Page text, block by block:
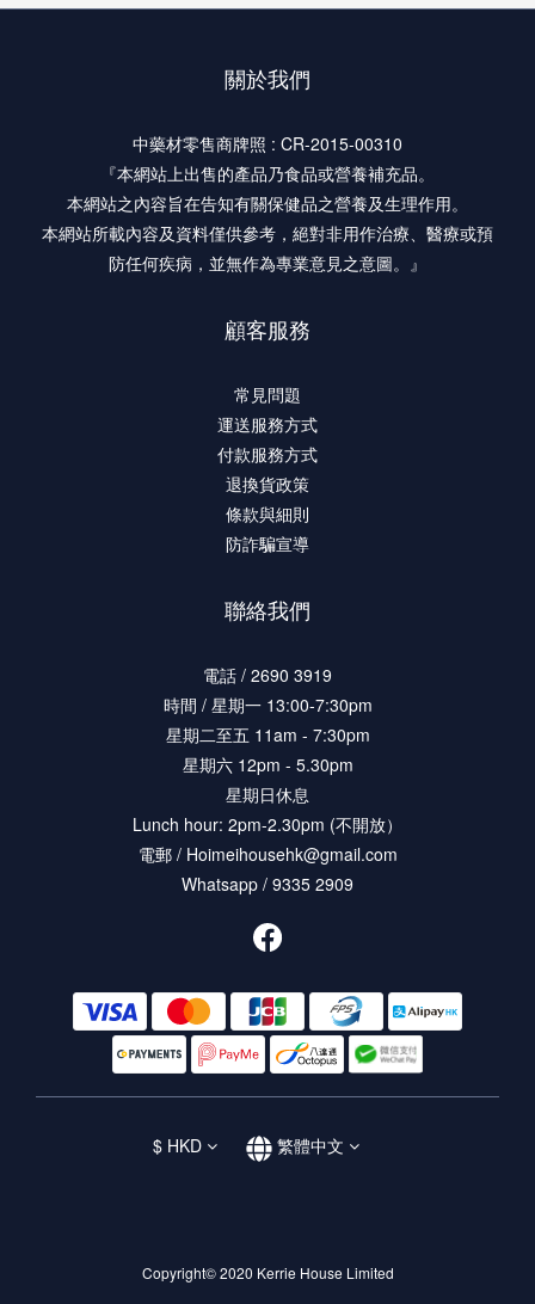
關於我們
中藥材零售商牌照 : CR-2015-00310
『本網站上出售的產品乃食品或營養補充品。
本網站之內容旨在告知有關保健品之營養及生理作用。
本網站所載內容及資料僅供參考，絕對非用作治療、醫療或預
防任何疾病，並無作為專業意見之意圖。』
顧客服務
常見問題
運送服務方式
付款服務方式
退換貨政策
條款與細則
防詐騙宣導
聯絡我們
電話 / 2690 3919
時間 / 星期一 13:00-7:30pm
星期二至五 11am - 7:30pm
星期六 12pm - 5.30pm
星期日休息
Lunch hour: 2pm-2.30pm (不開放）
電郵 / Hoimeihousehk@gmail.com
Whatsapp / 9335 2909
$ HKD 繁體中文
Copyright© 2020 Kerrie House Limited